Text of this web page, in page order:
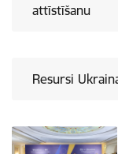
attīstīšanu
Resursi